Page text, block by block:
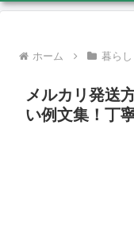
ホーム 暮らし
メルカリ発送
い例文集！丁